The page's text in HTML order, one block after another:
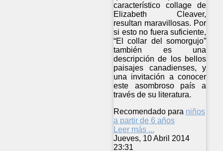
característico collage de
Elizabeth Cleaver,
resultan maravillosas. Por
si esto no fuera suficiente,
“El collar del somorgujo”
también es una
descripción de los bellos
paisajes canadienses, y
una invitación a conocer
este asombroso país a
través de su literatura.
Recomendado para niños
a partir de 6 años
Leer más ...
Jueves, 10 Abril 2014
23:31